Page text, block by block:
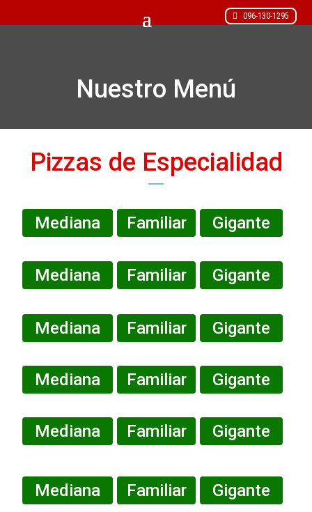
096-130-1295
Nuestro Menú
Pizzas de Especialidad
Mediana Familiar Gigante
Mediana Familiar Gigante
Mediana Familiar Gigante
Mediana Familiar Gigante
Mediana Familiar Gigante
Mediana Familiar Gigante